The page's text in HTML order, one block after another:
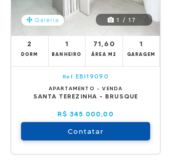
Galeria 1 / 17
2
DORM
1
BANHEIRO
71,60
ÁREA M2
1
GARAGEM
Ref. EBI19090
APARTAMENTO - VENDA
SANTA TEREZINHA - BRUSQUE
R$ 345.000,00
Contatar